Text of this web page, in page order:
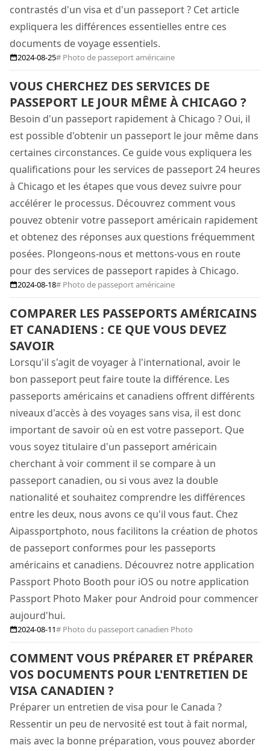
contrastés d'un visa et d'un passeport ? Cet article
expliquera les différences essentielles entre ces
documents de voyage essentiels.
2024-08-25# Photo de passeport américaine
VOUS CHERCHEZ DES SERVICES DE
PASSEPORT LE JOUR MÊME À CHICAGO ?
Besoin d'un passeport rapidement à Chicago ? Oui, il
est possible d'obtenir un passeport le jour même dans
certaines circonstances. Ce guide vous expliquera les
qualifications pour les services de passeport 24 heures
à Chicago et les étapes que vous devez suivre pour
accélérer le processus. Découvrez comment vous
pouvez obtenir votre passeport américain rapidement
et obtenez des réponses aux questions fréquemment
posées. Plongeons-nous et mettons-vous en route
pour des services de passeport rapides à Chicago.
2024-08-18# Photo de passeport américaine
COMPARER LES PASSEPORTS AMÉRICAINS
ET CANADIENS : CE QUE VOUS DEVEZ
SAVOIR
Lorsqu'il s'agit de voyager à l'international, avoir le
bon passeport peut faire toute la différence. Les
passeports américains et canadiens offrent différents
niveaux d'accès à des voyages sans visa, il est donc
important de savoir où en est votre passeport. Que
vous soyez titulaire d'un passeport américain
cherchant à voir comment il se compare à un
passeport canadien, ou si vous avez la double
nationalité et souhaitez comprendre les différences
entre les deux, nous avons ce qu'il vous faut. Chez
Aipassportphoto, nous facilitons la création de photos
de passeport conformes pour les passeports
américains et canadiens. Découvrez notre application
Passport Photo Booth pour iOS ou notre application
Passport Photo Maker pour Android pour commencer
aujourd'hui.
2024-08-11# Photo du passeport canadien Photo
COMMENT VOUS PRÉPARER ET PRÉPARER
VOS DOCUMENTS POUR L'ENTRETIEN DE
VISA CANADIEN ?
Préparer un entretien de visa pour le Canada ?
Ressentir un peu de nervosité est tout à fait normal,
mais avec la bonne préparation, vous pouvez aborder